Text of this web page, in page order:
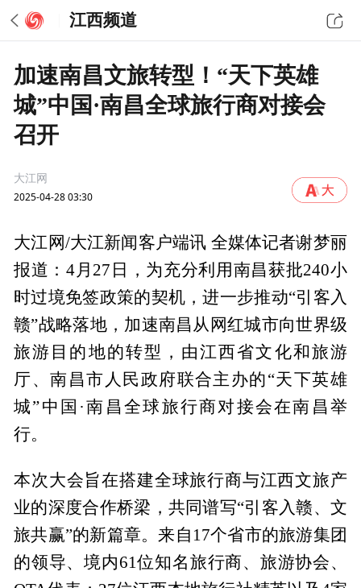
江西频道
加速南昌文旅转型！“天下英雄
城”中国·南昌全球旅行商对接会
召开
大江网
2025-04-28 03:30
大江网/大江新闻客户端讯 全媒体记者谢梦丽
报道：4月27日，为充分利用南昌获批240小
时过境免签政策的契机，进一步推动“引客入
赣”战略落地，加速南昌从网红城市向世界级
旅游目的地的转型，由江西省文化和旅游
厅、南昌市人民政府联合主办的“天下英雄
城”中国·南昌全球旅行商对接会在南昌举
行。
本次大会旨在搭建全球旅行商与江西文旅产
业的深度合作桥梁，共同谱写“引客入赣、文
旅共赢”的新篇章。来自17个省市的旅游集团
的领导、境内61位知名旅行商、旅游协会、